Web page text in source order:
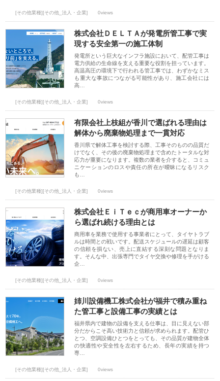
[その他業種][その他_法人・企業] 0views
株式会社ＤＥＬＴＡが発電所管工事で実
現する安全第一の施工体制
発電所という巨大なインフラ施設において、配管工事は
電力供給の生命線を支える重要な役割を担っています。
高温高圧の環境下で行われる管工事では、わずかなミス
も重大な事故につながる可能性があり、施工会社には
高…
[その他業種][その他_法人・企業] 0views
有限会社上枝組が香川で選ばれる理由は
解体から廃棄物処理まで一貫対応
香川県で解体工事を検討する際、工事そのものの品質だ
けでなく、その後の廃棄物処理まで含めたトータルな対
応力が重要になります。複数の業者を介すると、コミュ
ニケーションのロスや責任の所在が曖昧になるリスク
も…
[その他業種][その他_法人・企業] 0views
株式会社ＥｉＴｅｃが商用車オーナーか
ら選ばれ続ける理由とは
商用車を業務で使用する事業者にとって、タイヤトラブ
ルは時間との戦いです。配送スケジュールの遅延は顧客
の信頼を損ない、売上に直結する深刻な問題となりま
す。そんな中、出張専門でタイヤ交換や修理を手がける
企…
[その他業種][その他_法人・企業] 0views
姉川設備機工株式会社が福井で積み重ね
た管工事と設備工事の実績とは
福井県内で建物の設備を支える仕事は、目に見えない部
分だからこそ高い技術力と信頼が求められます。配管ひ
とつ、空調設備ひとつをとっても、その品質が建物全体
の快適性や安全性を左右するため、長年の実績を持つ
専…
[その他業種][その他_法人・企業] 0views